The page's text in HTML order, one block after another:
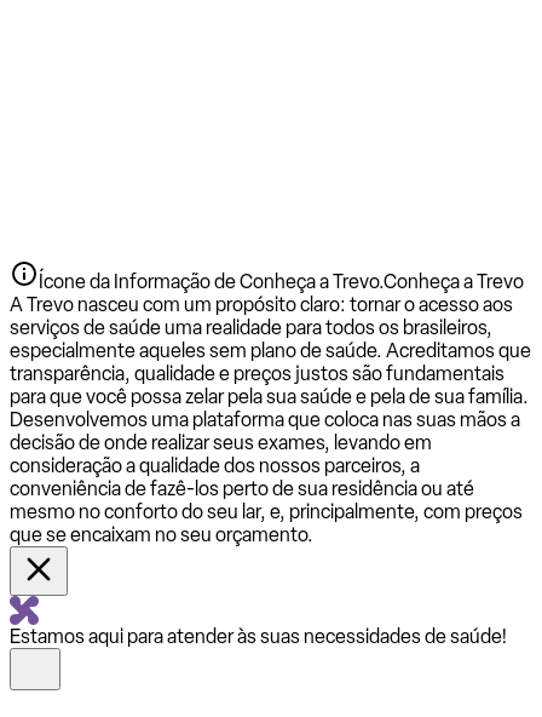
Ícone da Informação de Conheça a Trevo.Conheça a Trevo
A Trevo nasceu com um propósito claro: tornar o acesso aos
serviços de saúde uma realidade para todos os brasileiros,
especialmente aqueles sem plano de saúde. Acreditamos que
transparência, qualidade e preços justos são fundamentais
para que você possa zelar pela sua saúde e pela de sua família.
Desenvolvemos uma plataforma que coloca nas suas mãos a
decisão de onde realizar seus exames, levando em
consideração a qualidade dos nossos parceiros, a
conveniência de fazê-los perto de sua residência ou até
mesmo no conforto do seu lar, e, principalmente, com preços
que se encaixam no seu orçamento.
Estamos aqui para atender às suas necessidades de saúde!